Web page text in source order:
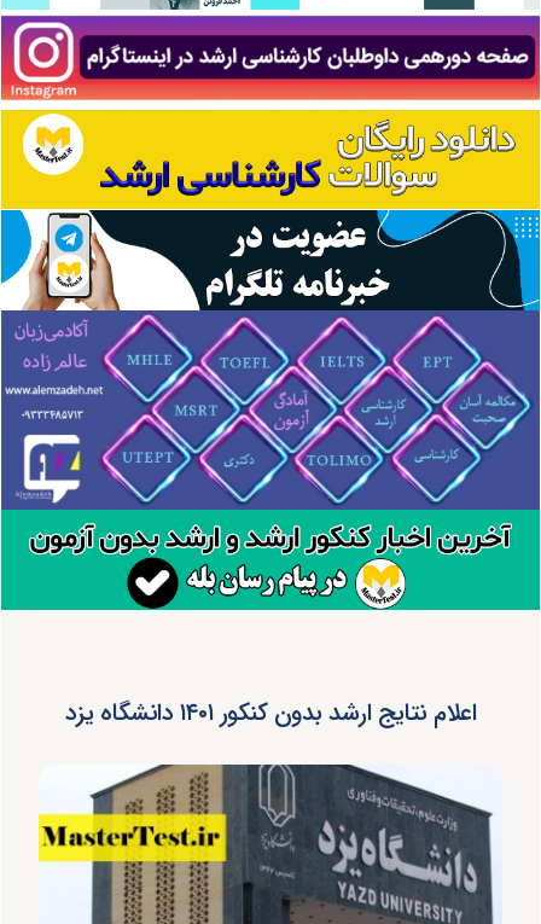
اعلام نتایج ارشد بدون کنکور ۱۴۰۱ دانشگاه یزد